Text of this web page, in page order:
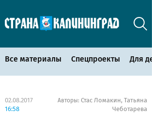
Все материалы Спецпроекты Для
02.08.2017
16:58
Авторы: Стас Ломакин, Татьяна
Чеботарева